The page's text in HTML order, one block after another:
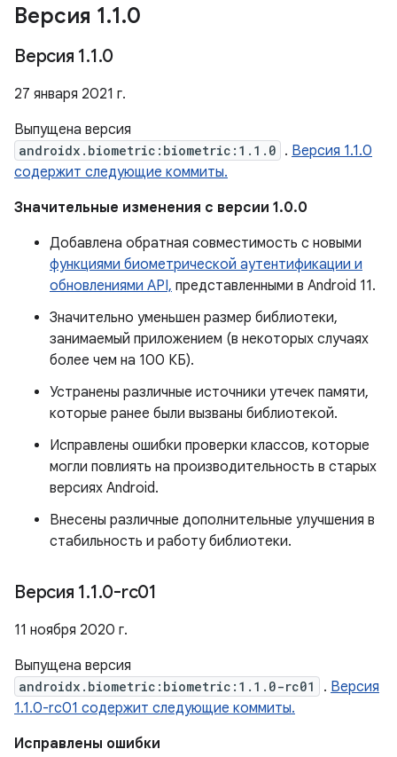
Версия 1.1.0
Версия 1.1.0
27 января 2021 г.
Выпущена версия
androidx.biometric:biometric:1.1.0 . Версия 1.1.0
содержит следующие коммиты.
Значительные изменения с версии 1.0.0
Добавлена ​​обратная совместимость с новыми
функциями биометрической аутентификации и
обновлениями API, представленными в Android 11.
Значительно уменьшен размер библиотеки,
занимаемый приложением (в некоторых случаях
более чем на 100 КБ).
Устранены различные источники утечек памяти,
которые ранее были вызваны библиотекой.
Исправлены ошибки проверки классов, которые
могли повлиять на производительность в старых
версиях Android.
Внесены различные дополнительные улучшения в
стабильность и работу библиотеки.
Версия 1.1.0-rc01
11 ноября 2020 г.
Выпущена версия
androidx.biometric:biometric:1.1.0-rc01 . Версия
1.1.0-rc01 содержит следующие коммиты.
Исправлены ошибки